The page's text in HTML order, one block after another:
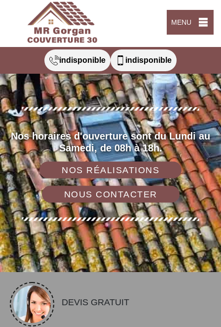
MENU
indisponible indisponible
Nos horaires d'ouverture sont du Lundi au
Samedi, de 08h à 18h.
NOS RÉALISATIONS
NOUS CONTACTER
DEVIS GRATUIT